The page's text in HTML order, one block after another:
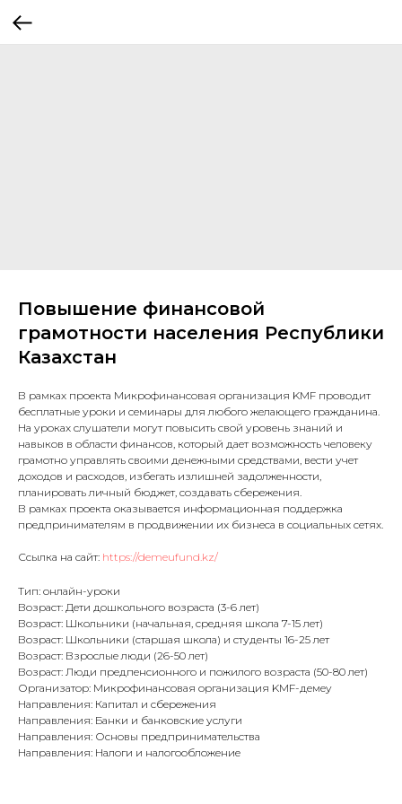
Повышение финансовой
грамотности населения Республики
Казахстан
В рамках проекта Микрофинансовая организация KMF проводит
бесплатные уроки и семинары для любого желающего гражданина.
На уроках слушатели могут повысить свой уровень знаний и
навыков в области финансов, который дает возможность человеку
грамотно управлять своими денежными средствами, вести учет
доходов и расходов, избегать излишней задолженности,
планировать личный бюджет, создавать сбережения.
В рамках проекта оказывается информационная поддержка
предпринимателям в продвижении их бизнеса в социальных сетях.
Ссылка на сайт: https://demeufund.kz/
Тип: онлайн-уроки
Возраст: Дети дошкольного возраста (3-6 лет)
Возраст: Школьники (начальная, средняя школа 7-15 лет)
Возраст: Школьники (старшая школа) и студенты 16-25 лет
Возраст: Взрослые люди (26-50 лет)
Возраст: Люди предпенсионного и пожилого возраста (50-80 лет)
Организатор: Микрофинансовая организация KMF-демеу
Направления: Капитал и сбережения
Направления: Банки и банковские услуги
Направления: Основы предпринимательства
Направления: Налоги и налогообложение